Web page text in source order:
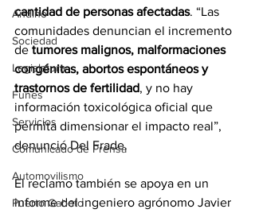
Andino
Sociedad
Legislatura
Funes
Servicios
Comunicado de Prensa
Automovilismo
Puerto Gaboto
cantidad de personas afectadas. “Las
comunidades denuncian el incremento
de tumores malignos, malformaciones
congénitas, abortos espontáneos y
trastornos de fertilidad, y no hay
información toxicológica oficial que
permita dimensionar el impacto real”,
denunció Del Frade.
El reclamo también se apoya en un
informe del ingeniero agrónomo Javier